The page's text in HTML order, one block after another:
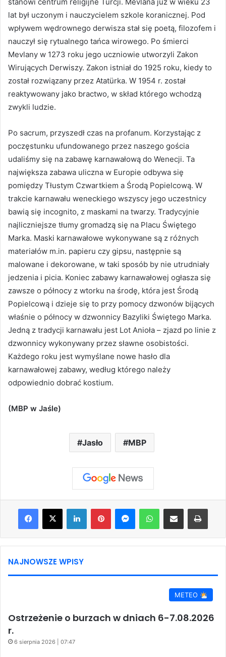
lat był uczonym i nauczycielem szkole koranicznej. Pod
wpływem wędrownego derwisza stał się poetą, filozofem i
nauczył się rytualnego tańca wirowego. Po śmierci
Mevlany w 1273 roku jego uczniowie utworzyli Zakon
Wirujących Derwiszy. Zakon istniał do 1925 roku, kiedy to
został rozwiązany przez Atatürka. W 1954 r. został
reaktywowany jako bractwo, w skład którego wchodzą
zwykli ludzie.
Po sacrum, przyszedł czas na profanum. Korzystając z
poczęstunku ufundowanego przez naszego gościa
udaliśmy się na zabawę karnawałową do Wenecji. Ta
największa zabawa uliczna w Europie odbywa się
pomiędzy Tłustym Czwartkiem a Środą Popielcową. W
trakcie karnawału weneckiego wszyscy jego uczestnicy
bawią się incognito, z maskami na twarzy. Tradycyjnie
najliczniejsze tłumy gromadzą się na Placu Świętego
Marka. Maski karnawałowe wykonywane są z różnych
materiałów m.in. papieru czy gipsu, następnie są
malowane i dekorowane, w taki sposób by nie utrudniały
jedzenia i picia. Koniec zabawy karnawałowej ogłasza się
zawsze o północy z wtorku na środę, która jest Środą
Popielcową i dzieje się to przy pomocy dzwonów bijących
właśnie o północy w dzwonnicy Bazyliki Świętego Marka.
Jedną z tradycji karnawału jest Lot Anioła – zjazd po linie z
dzwonnicy wykonywany przez sławne osobistości.
Każdego roku jest wymyślane nowe hasło dla
karnawałowej zabawy, według którego należy
odpowiednio dobrać kostium.
(MBP w Jaśle)
Jasło MBP
Facebook
X LinkedInPinterestMessengerWhatsAppShare via Email Print
NAJNOWSZE WPISY
METEO
Ostrzeżenie o burzach w dniach 6-7.08.2026
r.
6 sierpnia 2026 | 07:47